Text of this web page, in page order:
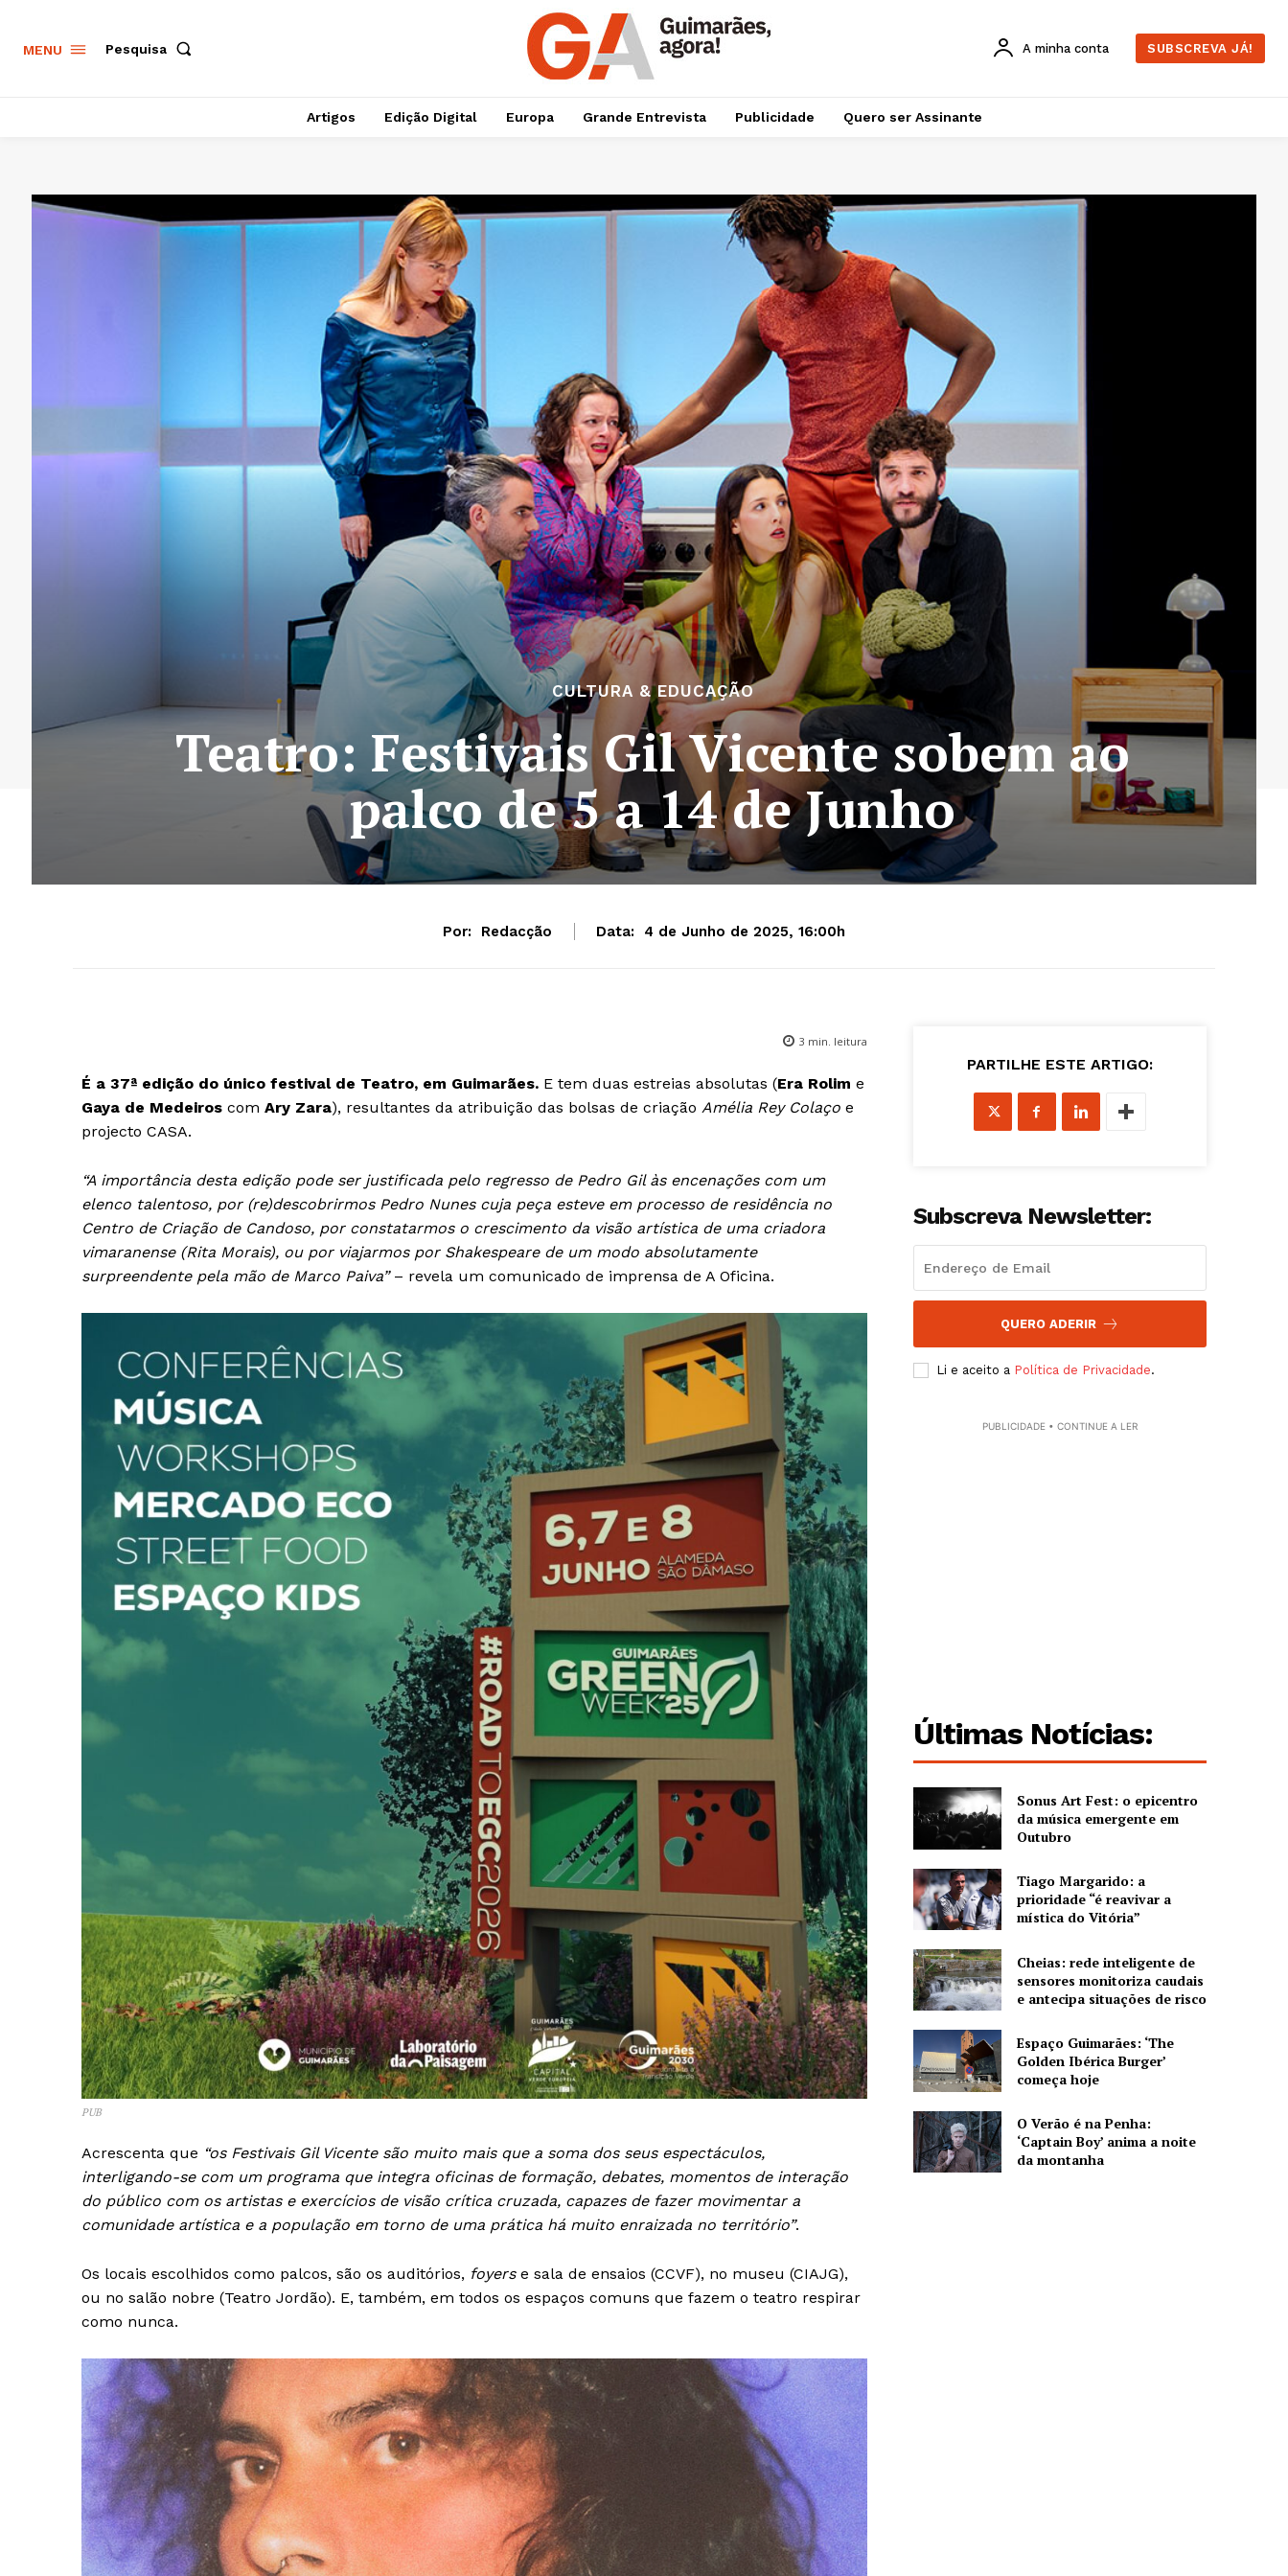
SUBSCREVA JÁ!
Institucional
Artigos
Europa
Grande Entrevista
Publicidade
MENU Pesquisa A minha conta SUBSCREVA JÁ!
Artigos Edição Digital Europa Grande Entrevista Publicidade Quero ser Assinante
CULTURA & EDUCAÇÃO
Teatro: Festivais Gil Vicente sobem ao
palco de 5 a 14 de Junho
Por: Redacção Data: 4 de Junho de 2025, 16:00h
3 min. leitura
É a 37ª edição do único festival de Teatro, em Guimarães. E tem duas estreias absolutas (Era Rolim e
Gaya de Medeiros com Ary Zara), resultantes da atribuição das bolsas de criação Amélia Rey Colaço e
projecto CASA.
“A importância desta edição pode ser justificada pelo regresso de Pedro Gil às encenações com um
elenco talentoso, por (re)descobrirmos Pedro Nunes cuja peça esteve em processo de residência no
Centro de Criação de Candoso, por constatarmos o crescimento da visão artística de uma criadora
vimaranense (Rita Morais), ou por viajarmos por Shakespeare de um modo absolutamente
surpreendente pela mão de Marco Paiva”– revela um comunicado de imprensa de A Oficina.
PUB
Acrescenta que “os Festivais Gil Vicente são muito mais que a soma dos seus espectáculos,
interligando-se com um programa que integra oficinas de formação, debates, momentos de interação
do público com os artistas e exercícios de visão crítica cruzada, capazes de fazer movimentar a
comunidade artística e a população em torno de uma prática há muito enraizada no território”.
Os locais escolhidos como palcos, são os auditórios, foyerse sala de ensaios (CCVF), no museu (CIAJG),
ou no salão nobre (Teatro Jordão). E, também, em todos os espaços comuns que fazem o teatro respirar
como nunca.
PARTILHE ESTE ARTIGO:
Subscreva Newsletter:
QUERO ADERIR
Li e aceito a Política de Privacidade.
PUBLICIDADE • CONTINUE A LER
Últimas Notícias:
Sonus Art Fest: o epicentro
da música emergente em
Outubro
Tiago Margarido: a
prioridade “é reavivar a
mística do Vitória”
Cheias: rede inteligente de
sensores monitoriza caudais
e antecipa situações de risco
Espaço Guimarães: ‘The
Golden Ibérica Burger’
começa hoje
O Verão é na Penha:
‘Captain Boy’ anima a noite
da montanha